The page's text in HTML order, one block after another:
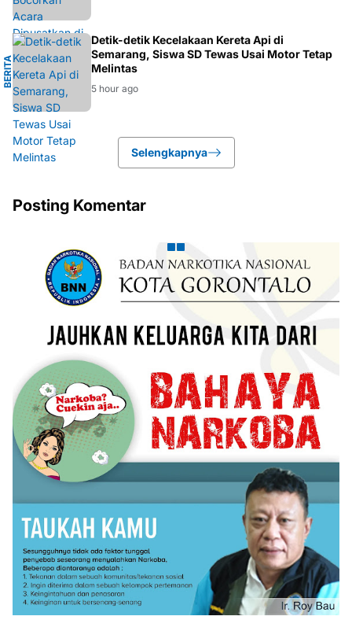
B
E
R
I
T
A
S
E
M
A
R
A
NG
Detik-detik Kecelakaan Kereta Api di
Semarang, Siswa SD Tewas Usai Motor Tetap
Melintas
5 hour ago
Selengkapnya
Posting Komentar